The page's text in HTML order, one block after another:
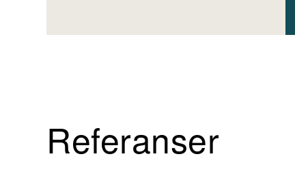
Referanser